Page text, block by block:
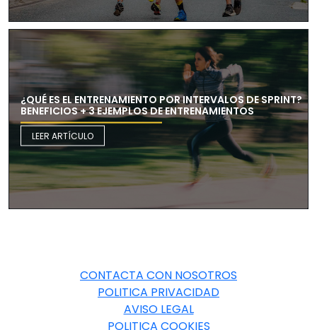
¿QUÉ ES EL ENTRENAMIENTO POR INTERVALOS DE SPRINT?
BENEFICIOS + 3 EJEMPLOS DE ENTRENAMIENTOS
LEER ARTÍCULO
CONTACTA CON NOSOTROS
POLITICA PRIVACIDAD
AVISO LEGAL
POLITICA COOKIES